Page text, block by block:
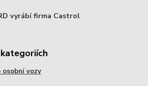
vyrábí firma Castrol
vozy